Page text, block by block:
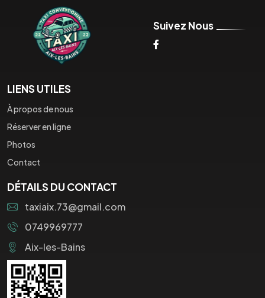
Suivez Nous
LIENS UTILES
À propos de nous
Réserver en ligne
Photos
Contact
DÉTAILS DU CONTACT
taxiaix.73@gmail.com
0749969777
Aix-les-Bains